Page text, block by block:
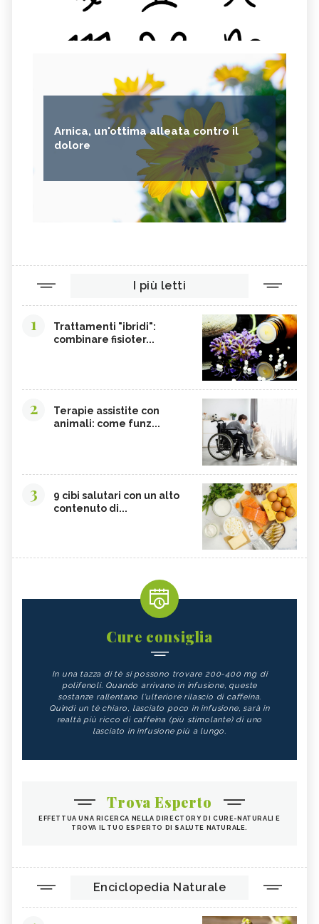
Arnica, un'ottima alleata contro il
dolore
I più letti
1
Trattamenti "ibridi":
combinare fisioter...
2
Terapie assistite con
animali: come funz...
3
9 cibi salutari con un alto
contenuto di...
Cure consiglia
In una tazza di tè si possono trovare 200-400 mg di
polifenoli. Quando arrivano in infusione, queste
sostanze rallentano l'ulteriore rilascio di caffeina.
Quindi un tè chiaro, lasciato poco in infusione, sarà in
realtà più ricco di caffeina (più stimolante) di uno
lasciato in infusione più a lungo.
Trova Esperto
EFFETTUA UNA RICERCA NELLA DIRECTORY DI CURE-NATURALI E
TROVA IL TUO ESPERTO DI SALUTE NATURALE.
Enciclopedia Naturale